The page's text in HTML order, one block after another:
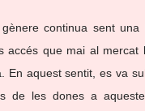
continua sent
que mai al mercat
En aquest sentit, es va
de les dones a